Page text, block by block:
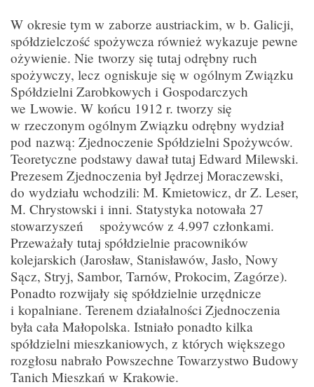
W okresie tym w zaborze austriackim, w b. Galicji,
spółdzielczość spożywcza również wykazuje pewne
ożywienie. Nie tworzy się tutaj odrębny ruch
spożywczy, lecz ogniskuje się w ogólnym Związku
Spółdzielni Zarobkowych i Gospodarczych
we Lwowie. W końcu 1912 r. tworzy się
w rzeczonym ogólnym Związku odrębny wydział
pod nazwą: Zjednoczenie Spółdzielni Spożywców.
Teoretyczne podstawy dawał tutaj Edward Milewski.
Prezesem Zjednoczenia był Jędrzej Moraczewski,
do wydziału wchodzili: M. Kmietowicz, dr Z. Leser,
M. Chrystowski i inni. Statystyka notowała 27
stowarzyszeń spożywców z 4.997 członkami.
Przeważały tutaj spółdzielnie pracowników
kolejarskich (Jarosław, Stanisławów, Jasło, Nowy
Sącz, Stryj, Sambor, Tarnów, Prokocim, Zagórze).
Ponadto rozwijały się spółdzielnie urzędnicze
i kopalniane. Terenem działalności Zjednoczenia
była cała Małopolska. Istniało ponadto kilka
spółdzielni mieszkaniowych, z których większego
rozgłosu nabrało Powszechne Towarzystwo Budowy
Tanich Mieszkań w Krakowie.